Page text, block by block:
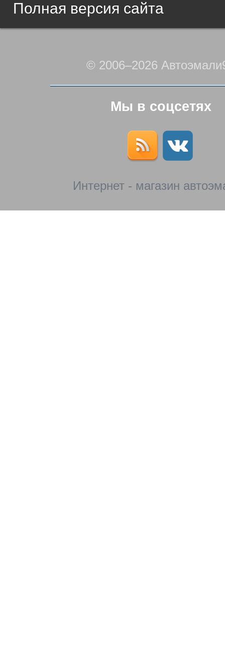
Полная версия сайта
© 2006–2026
Мы в соцсетях
Интернет - магазин